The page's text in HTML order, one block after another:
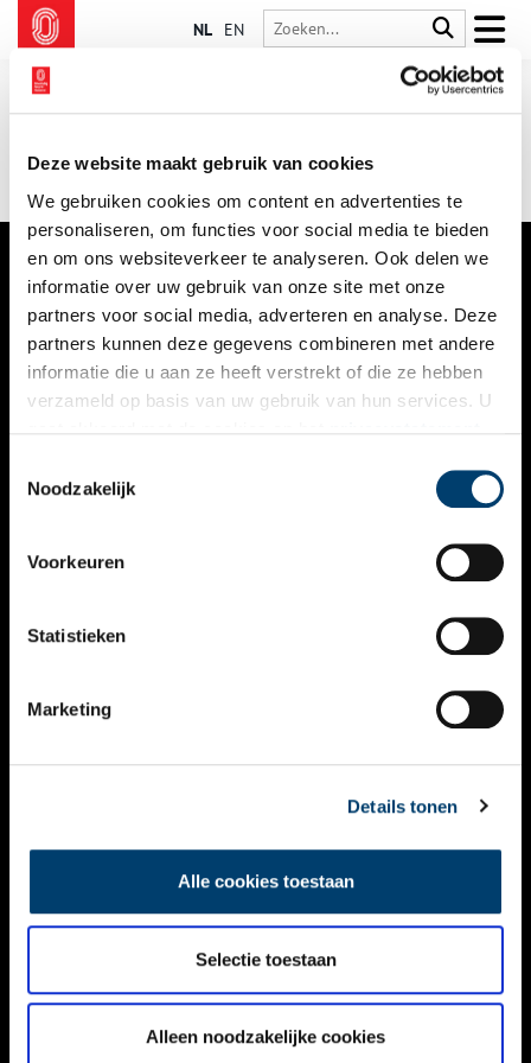
Deze website maakt gebruik van cookies
We gebruiken cookies om content en advertenties te
personaliseren, om functies voor social media te bieden
en om ons websiteverkeer te analyseren. Ook delen we
informatie over uw gebruik van onze site met onze
partners voor social media, adverteren en analyse. Deze
partners kunnen deze gegevens combineren met andere
informatie die u aan ze heeft verstrekt of die ze hebben
verzameld op basis van uw gebruik van hun services. U
Noodzakelijk
Voorkeuren
Statistieken
Marketing
Details tonen
Alle cookies toestaan
Selectie toestaan
Alleen noodzakelijke cookies
NL EN
VERHALEN
NIEUWS
KALENDER
ACTIVITEITEN
NIEUWSBRIEF
DISCLAIMER
TOEGANKELIJKHEID
Volg ONH op social media